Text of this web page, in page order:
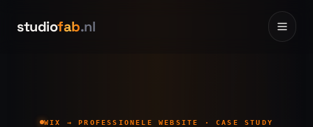
studiofab.nl
WIX → PROFESSIONELE WEBSITE · CASE STUDY